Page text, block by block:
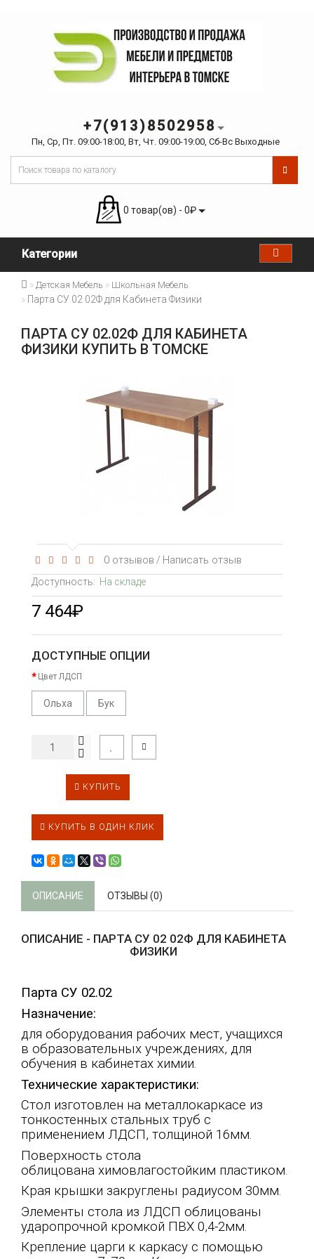
+7(913)8502958
Пн, Ср, Пт. 09:00-18:00, Вт, Чт. 09:00-19:00, Сб-Вс Выходные
0 товар(ов) - 0₽
Категории
Детская Мебель Школьная Мебель
Парта СУ 02 02Ф для Кабинета Физики
ПАРТА СУ 02.02Ф ДЛЯ КАБИНЕТА
ФИЗИКИ КУПИТЬ В ТОМСКЕ
0 отзывов / Написать отзыв
Доступность: На складе
7 464₽
ДОСТУПНЫЕ ОПЦИИ
Цвет ЛДСП
Ольха Бук
КУПИТЬ
КУПИТЬ В ОДИН КЛИК
ОПИСАНИЕ ОТЗЫВЫ (0)
ОПИСАНИЕ - ПАРТА СУ 02 02Ф ДЛЯ КАБИНЕТА
ФИЗИКИ
Парта СУ 02.02
Назначение:
для оборудования рабочих мест, учащихся
в образовательных учреждениях, для
обучения в кабинетах химии.
Технические характеристики:
Стол изготовлен на металлокаркасе из
тонкостенных стальных труб с
применением ЛДСП, толщиной 16мм.
Поверхность стола
облицована химовлагостойким пластиком.
Края крышки закруглены радиусом 30мм.
Элементы стола из ЛДСП облицованы
ударопрочной кромкой ПВХ 0,4-2мм.
Крепление царги к каркасу с помощью